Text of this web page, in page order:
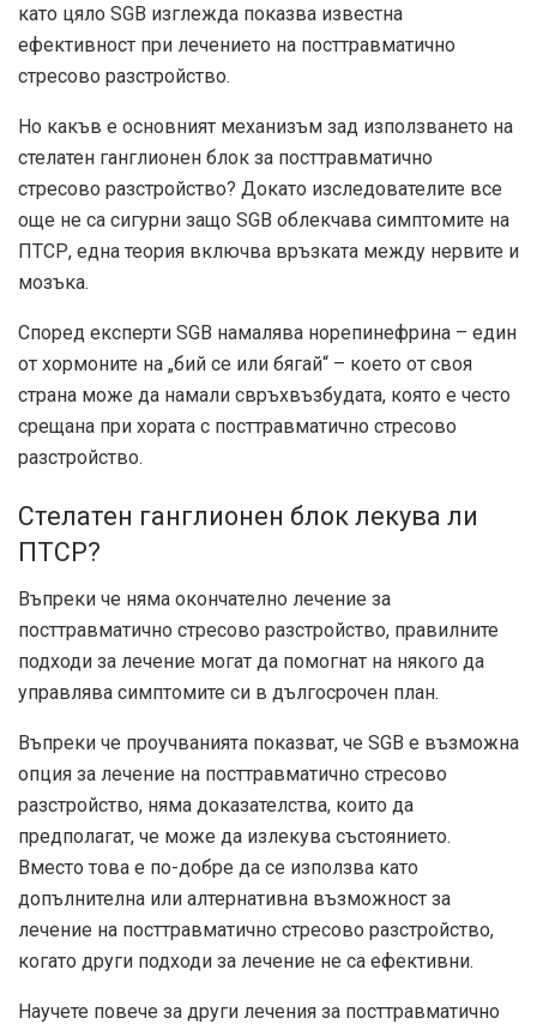
като цяло SGB изглежда показва известна
ефективност при лечението на посттравматично
стресово разстройство.
Но какъв е основният механизъм зад използването на
стелатен ганглионен блок за посттравматично
стресово разстройство? Докато изследователите все
още не са сигурни защо SGB облекчава симптомите на
ПТСР, една теория включва връзката между нервите и
мозъка.
Според експерти SGB намалява норепинефрина – един
от хормоните на „бий се или бягай“ – което от своя
страна може да намали свръхвъзбудата, която е често
срещана при хората с посттравматично стресово
разстройство.
Стелатен ганглионен блок лекува ли
ПТСР?
Въпреки че няма окончателно лечение за
посттравматично стресово разстройство, правилните
подходи за лечение могат да помогнат на някого да
управлява симптомите си в дългосрочен план.
Въпреки че проучванията показват, че SGB е възможна
опция за лечение на посттравматично стресово
разстройство, няма доказателства, които да
предполагат, че може да излекува състоянието.
Вместо това е по-добре да се използва като
допълнителна или алтернативна възможност за
лечение на посттравматично стресово разстройство,
когато други подходи за лечение не са ефективни.
Научете повече за други лечения за посттравматично